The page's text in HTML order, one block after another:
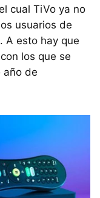
cual TiVo ya no
usuarios de
A esto hay que
los que se
año de